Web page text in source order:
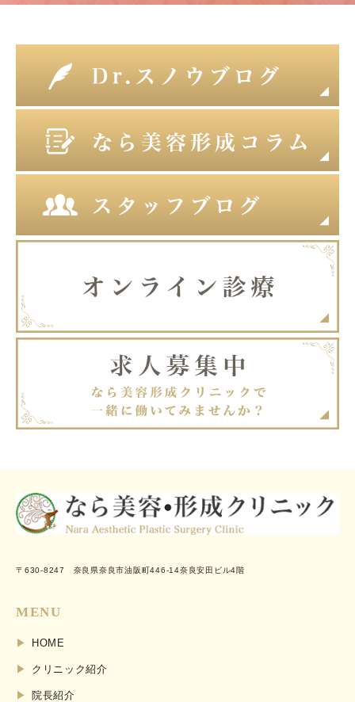
〒630-8247 奈良県奈良市油阪町446-14奈良安田ビル4階
MENU
HOME
クリニック紹介
院長紹介